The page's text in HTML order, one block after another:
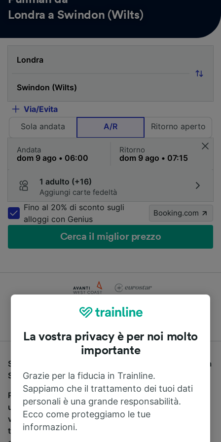
Londra a Swindon (Wilts)
Via/Evita
Sola andata
A/R Ritorno aperto
Andata Ritorno
1 adulto (+16)
Aggiungi carte fedeltà
Fino al 20% di sconto sugli
alloggi con Genius
Booking.com
Cerca il miglior prezzo
pullman
Se stai cercando un pullman per viaggiare da Londra a
Swindon (Wilts), sei nel posto giusto.
Per trovare i biglietti dei pullman, è sufficiente avviare
una ricerca in alto, e compareremo i tempi e i costi del
viaggio in treno e in pullman. Con Trainline puoi
trovare i biglietti per viaggiare con oltre 170
La vostra privacy è per noi molto
importante
Grazie per la fiducia in Trainline.
Sappiamo che il trattamento dei tuoi dati
personali è una grande responsabilità.
Ecco come proteggiamo le tue
informazioni.